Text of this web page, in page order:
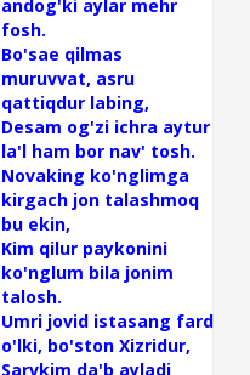
andog'ki aylar mehr
fosh.
Bo'sae qilmas
muruvvat, asru
qattiqdur labing,
Desam og'zi ichra aytur
la'l ham bor nav' tosh.
Novaking ko'nglimga
kirgach jon talashmoq
bu ekin,
Kim qilur paykonini
ko'nglum bila jonim
talosh.
Umri jovid istasang fard
o'lki, bo'ston Xizridur,
Sarvkim da'b ayladi